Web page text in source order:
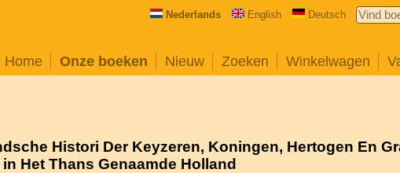
Nederlands English Deutsch
Home Onze boeken Nieuw Zoeken Winkelwagen
Histori Der Keyzeren, Koningen, Hertogen En
Het Thans Genaamde Holland